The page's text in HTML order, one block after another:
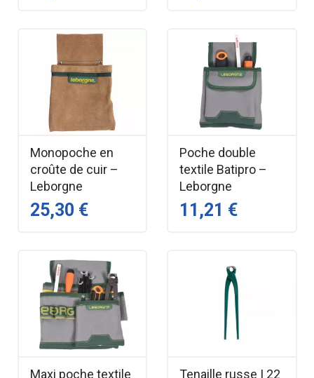
Monopoche en
croûte de cuir –
Leborgne
25,30 €
Poche double
textile Batipro –
Leborgne
11,21 €
Maxi poche textile Tenaille russe | 22